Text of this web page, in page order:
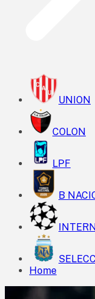
UNION
COLON
LPF
B
Home